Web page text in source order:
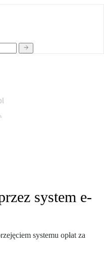
system e-
systemu opłat za